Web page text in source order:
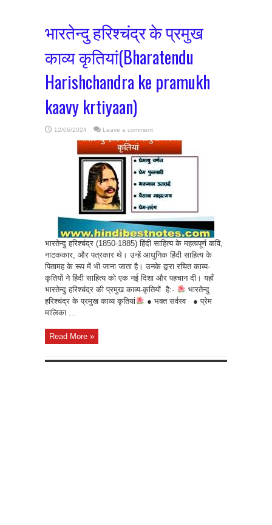
भारतेन्दु हरिश्चंद्र के प्रमुख
काव्य कृतियां(Bharatendu
Harishchandra ke pramukh
kaavy krtiyaan)
12/06/2024 Leave a comment
भारतेन्दु हरिश्चंद्र (1850-1885) हिंदी साहित्य के महत्वपूर्ण कवि,
नाटककार, और पत्रकार थे। उन्हें आधुनिक हिंदी साहित्य के
पितामह के रूप में भी जाना जाता है। उनके द्वारा रचित काव्य-
कृतियों ने हिंदी साहित्य को एक नई दिशा और पहचान दी। यहाँ
भारतेन्दु हरिश्चंद्र की प्रमुख काव्य-कृतियों है:-
भारतेन्दु
हरिश्चंद्र के प्रमुख काव्य कृतियां
● भक्त सर्वस्व ● प्रेम
मालिका ...
Read More »